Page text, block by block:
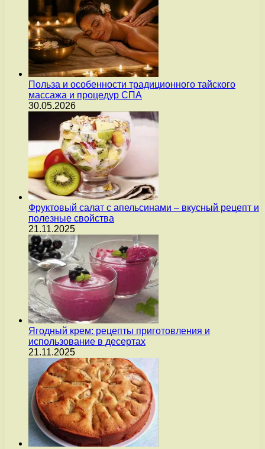
Польза и особенности традиционного тайского
массажа и процедур СПА
30.05.2026
Фруктовый салат с апельсинами – вкусный рецепт и
полезные свойства
21.11.2025
Ягодный крем: рецепты приготовления и
использование в десертах
21.11.2025